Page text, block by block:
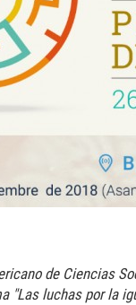
de Ciencias
"Las luchas por la